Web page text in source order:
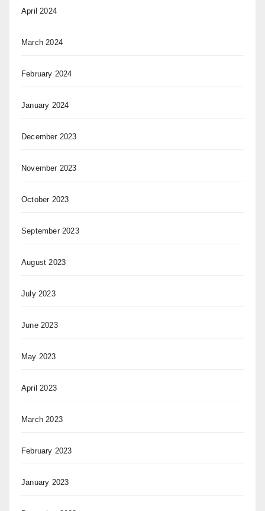
April 2024
March 2024
February 2024
January 2024
December 2023
November 2023
October 2023
September 2023
August 2023
July 2023
June 2023
May 2023
April 2023
March 2023
February 2023
January 2023